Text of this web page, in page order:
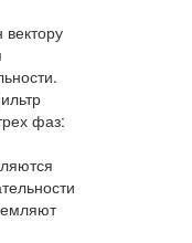
фаз: